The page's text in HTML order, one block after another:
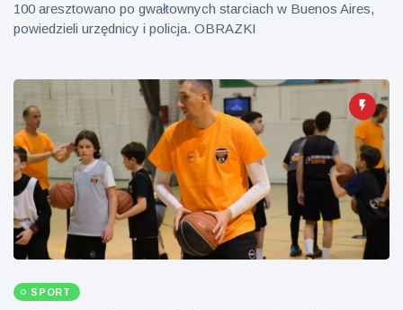
100 aresztowano po gwałtownych starciach w Buenos Aires,
powiedzieli urzędnicy i policja. OBRAZKI
SPORT